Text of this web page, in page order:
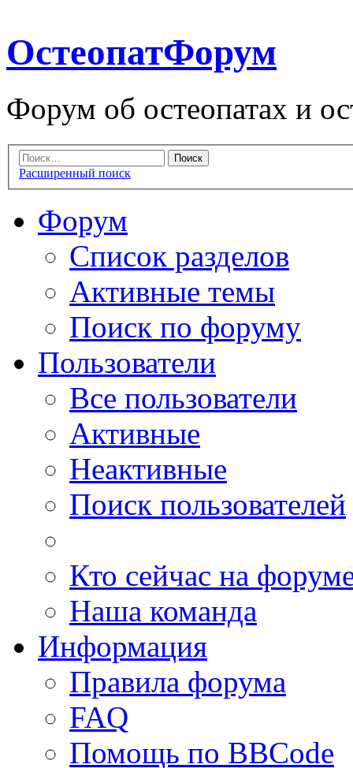
ОстеопатФорум
Форум об остеопатах и
Расширенный поиск
Форум
Список разделов
Активные темы
Поиск по форуму
Пользователи
Все пользователи
Активные
Неактивные
Поиск пользователей
Кто сейчас на
Наша команда
Информация
Правила форума
FAQ
Помощь по BBCode